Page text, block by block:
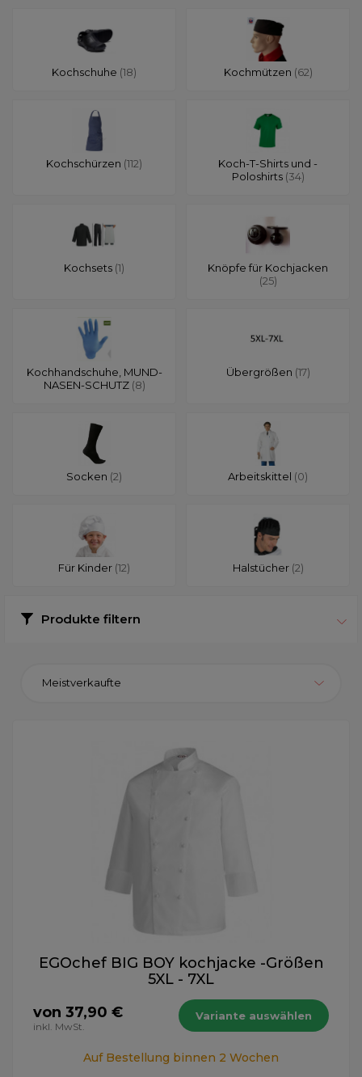
Kochschuhe (18) Kochmützen (62)
Kochschürzen (112)
Koch-T-Shirts und -
Poloshirts (34)
Kochsets (1)
Knöpfe für Kochjacken
(25)
Kochhandschuhe, MUND-
NASEN-SCHUTZ (8)
Übergrößen (17)
Socken (2) Arbeitskittel (0)
Für Kinder (12) Halstücher (2)
Produkte filtern
Meistverkaufte
EGOchef BIG BOY kochjacke -Größen
5XL - 7XL
von 37,90 €
inkl. MwSt.
Variante auswählen
Auf Bestellung binnen 2 Wochen